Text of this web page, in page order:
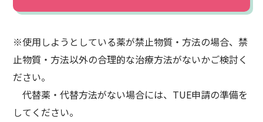
※使用しようとしている薬が禁止物質・方法の場合、禁
止物質・方法以外の合理的な治療方法がないかご検討く
ださい。
代替薬・代替方法がない場合には、TUE申請の準備を
してください。